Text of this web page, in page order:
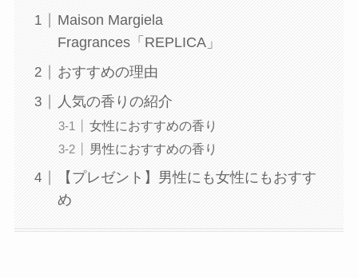
Maison Margiela
Fragrances「REPLICA」
おすすめの理由
人気の香りの紹介
女性におすすめの香り
男性におすすめの香り
【プレゼント】男性にも女性にもおすす
め